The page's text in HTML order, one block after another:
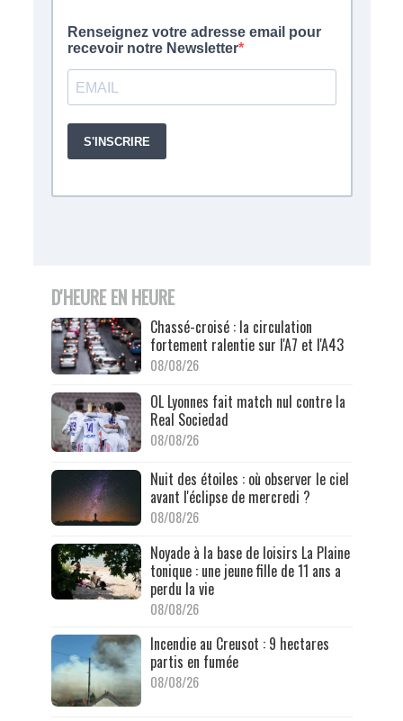
D'HEURE EN HEURE
Chassé-croisé : la circulation
fortement ralentie sur l'A7 et l'A43
08/08/26
OL Lyonnes fait match nul contre la
Real Sociedad
08/08/26
Nuit des étoiles : où observer le ciel
avant l'éclipse de mercredi ?
08/08/26
Noyade à la base de loisirs La Plaine
tonique : une jeune fille de 11 ans a
perdu la vie
08/08/26
Incendie au Creusot : 9 hectares
partis en fumée
08/08/26